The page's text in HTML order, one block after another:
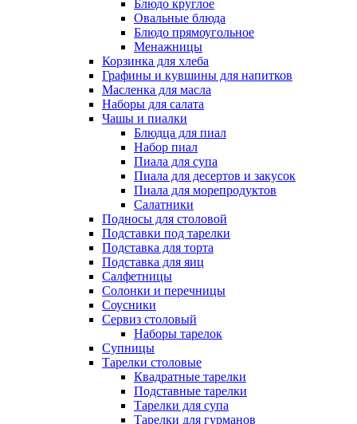
Блюдо круглое
Овальные блюда
Блюдо прямоугольное
Менажницы
Корзинка для хлеба
Графины и кувшины для напитков
Масленка для масла
Наборы для салата
Чашы и пиалки
Блюдца для пиал
Набор пиал
Пиала для супа
Пиала для десертов и закусок
Пиала для морепродуктов
Салатники
Подносы для столовой
Подставки под тарелки
Подставка для торта
Подставка для яиц
Салфетницы
Солонки и перечницы
Соусники
Сервиз столовый
Наборы тарелок
Супницы
Тарелки столовые
Квадратные тарелки
Подставные тарелки
Тарелки для супа
Тарелки для гурманов